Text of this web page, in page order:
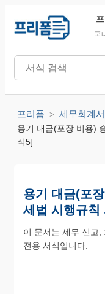
국
프리폼 세무회계
용기 대금(포장 비용)
식5]
용기 대금(포
세법 시행규칙
이 문서는 세무 신고,
전용 서식입니다.